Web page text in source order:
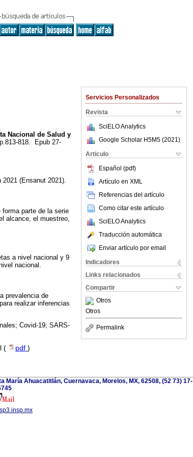
Servicios Personalizados
Revista
SciELO Analytics
Google Scholar H5M5 (2021 )
Articulo
Español (pdf)
Artículo en XML
Referencias del artículo
Como citar este artículo
SciELO Analytics
Traducción automática
Enviar artículo por email
Indicadores
Links relacionados
Compartir
Otros
Otros
Permalink
Nacional de Salud y
818. Epub 27-
(Ensanut 2021).
parte de la serie
alcance, el muestreo,
a nivel nacional y 9
nacional.
prevalencia de
realizar inferencias
Covid-19; SARS-
( pdf )
María Ahuacatitlán, Cuernavaca, Morelos, MX, 62508, (52 73) 17-